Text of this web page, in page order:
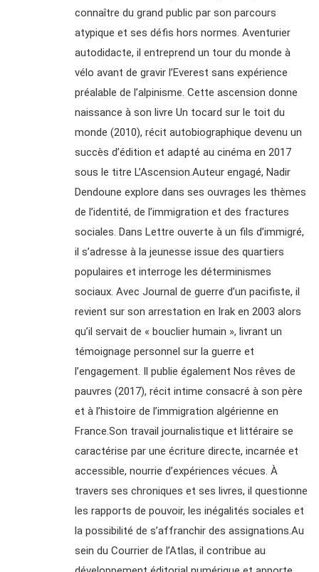
connaître du grand public par son parcours
atypique et ses défis hors normes. Aventurier
autodidacte, il entreprend un tour du monde à
vélo avant de gravir l’Everest sans expérience
préalable de l’alpinisme. Cette ascension donne
naissance à son livre Un tocard sur le toit du
monde (2010), récit autobiographique devenu un
succès d’édition et adapté au cinéma en 2017
sous le titre L’Ascension.Auteur engagé, Nadir
Dendoune explore dans ses ouvrages les thèmes
de l’identité, de l’immigration et des fractures
sociales. Dans Lettre ouverte à un fils d’immigré,
il s’adresse à la jeunesse issue des quartiers
populaires et interroge les déterminismes
sociaux. Avec Journal de guerre d’un pacifiste, il
revient sur son arrestation en Irak en 2003 alors
qu’il servait de « bouclier humain », livrant un
témoignage personnel sur la guerre et
l’engagement. Il publie également Nos rêves de
pauvres (2017), récit intime consacré à son père
et à l’histoire de l’immigration algérienne en
France.Son travail journalistique et littéraire se
caractérise par une écriture directe, incarnée et
accessible, nourrie d’expériences vécues. À
travers ses chroniques et ses livres, il questionne
les rapports de pouvoir, les inégalités sociales et
la possibilité de s’affranchir des assignations.Au
sein du Courrier de l’Atlas, il contribue au